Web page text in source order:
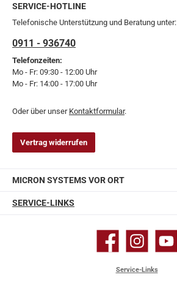
SERVICE-HOTLINE
Telefonische Unterstützung und Beratung unter:
0911 - 936740
Telefonzeiten:
Mo - Fr: 09:30 - 12:00 Uhr
Mo - Fr: 14:00 - 17:00 Uhr
Oder über unser Kontaktformular.
Vertrag widerrufen
MICRON SYSTEMS VOR ORT
SERVICE-LINKS
Facebook Instagram YouTube
Service-Links